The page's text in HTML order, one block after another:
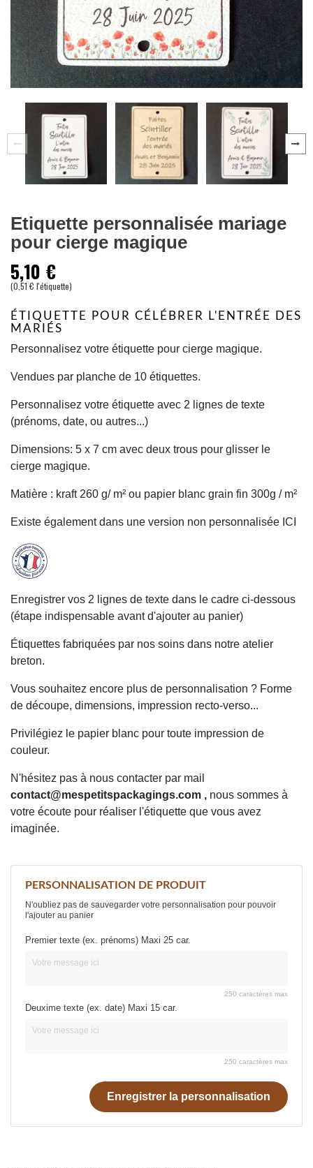
Etiquette personnalisée mariage
pour cierge magique
5,10 €
(0,51 € l'étiquette)
ÉTIQUETTE POUR CÉLÉBRER L'ENTRÉE DES
MARIÉS
Personnalisez votre étiquette pour cierge magique.
Vendues par planche de 10 étiquettes.
Personnalisez votre étiquette avec 2 lignes de texte
(prénoms, date, ou autres...)
Dimensions: 5 x 7 cm avec deux trous pour glisser le
cierge magique.
Matière : kraft 260 g/ m² ou papier blanc grain fin 300g / m²
Existe également dans une version non personnalisée ICI
Enregistrer vos 2 lignes de texte dans le cadre ci-dessous
(étape indispensable avant d'ajouter au panier)
Étiquettes fabriquées par nos soins dans notre atelier
breton.
Vous souhaitez encore plus de personnalisation ? Forme
de découpe, dimensions, impression recto-verso...
Privilégiez le papier blanc pour toute impression de
couleur.
N'hésitez pas à nous contacter par mail
contact@mespetitspackagings.com , nous sommes à
votre écoute pour réaliser l'étiquette que vous avez
imaginée.
PERSONNALISATION DE PRODUIT
N'oubliez pas de sauvegarder votre personnalisation pour pouvoir
l'ajouter au panier
Premier texte (ex. prénoms) Maxi 25 car.
250 caractères max
Deuxime texte (ex. date) Maxi 15 car.
250 caractères max
Enregistrer la personnalisation